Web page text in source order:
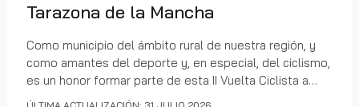
Tarazona de la Mancha
Como municipio del ámbito rural de nuestra región, y
como amantes del deporte y, en especial, del ciclismo,
es un honor formar parte de esta II Vuelta Ciclista a
Castilla-La Mancha LEADER como sede de la salida de